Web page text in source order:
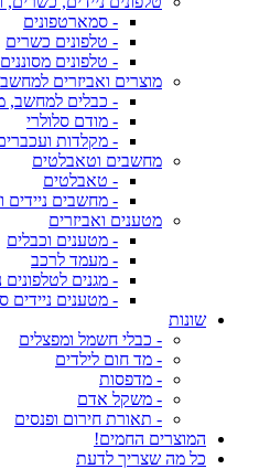
- סמארטפונים
- טלפונים כשרים
- טלפונים מסוננים
מוצרים ואביזרים למחשב
- כבלים למחשב,
- מודם סלולרי
- מקלדות
מחשבים וטאבלטים
- טאבלטים
- מחשבים ניידים
מטענים ואביזרים
- מטענים וכבלים
- מעמד לרכב
- מגנים לטלפונים
- מטענים ניידים
שונות
- כבלי חשמל ומפצלים
- מד חום לילדים
- מדפסות
- משקל אדם
- תאורת חירום ופנסים
המוצרים החמים!
כל מה שצריך לדעת